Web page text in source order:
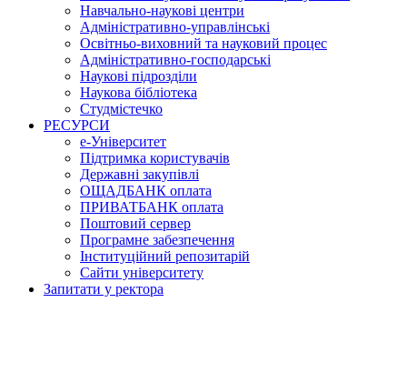
Навчально-наукові центри
Адміністративно-управлінські
Освітньо-виховний та науковий процес
Адміністративно-господарські
Наукові підрозділи
Наукова бібліотека
Студмістечко
РЕСУРСИ
е-Університет
Підтримка користувачів
Державні закупівлі
ОЩАДБАНК оплата
ПРИВАТБАНК оплата
Поштовий сервер
Програмне забезпечення
Інституційний репозитарій
Сайти університету
Запитати у ректора